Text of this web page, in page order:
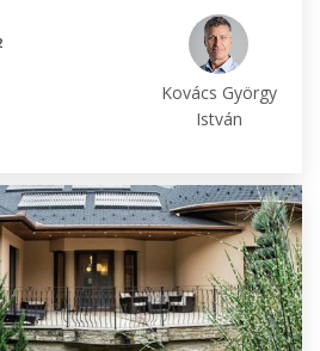
Kovács György
István